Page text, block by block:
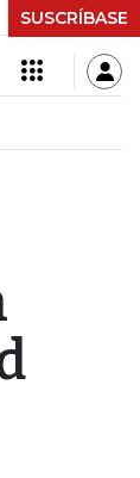
$ 416,96 +$ 0,05
SUSCRÍBASE